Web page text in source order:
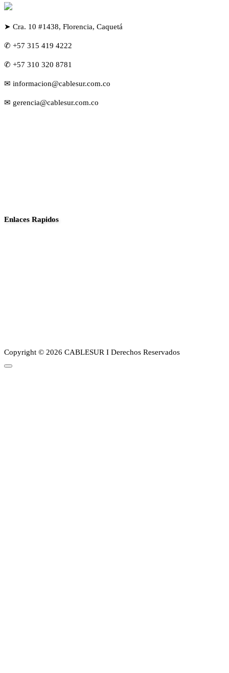
➤ Cra. 10 #1438, Florencia, Caquetá
✆ +57 315 419 4222
✆ +57 310 320 8781
✉ informacion@cablesur.com.co
✉ gerencia@cablesur.com.co
Enlaces Rapidos
Copyright © 2026 CABLESUR I Derechos Reservados